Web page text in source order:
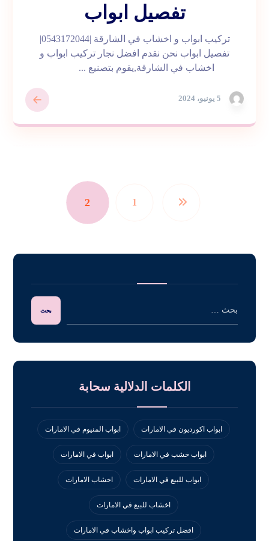
تفصيل ابواب
5 يونيو، 2024
تركيب ابواب و اخشاب في الشارقة |0543172044|
تفصيل ابواب نحن نقدم افضل نجار تركيب ابواب و
اخشاب في الشارقة,يقوم بتصنيع ...
1
2
الكلمات الدلالية سحابة
ابواب اكورديون في الامارات ابواب المنيوم في الامارات
ابواب خشب في الامارات ابواب في الامارات
ابواب للبيع في الامارات اخشاب الامارات
اخشاب للبيع في الامارات
افضل تركيب ابواب واخشاب في الامارات